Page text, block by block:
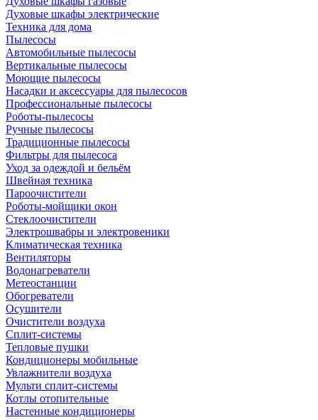
Духовые шкафы электрические
Техника для дома
Пылесосы
Автомобильные пылесосы
Вертикальные пылесосы
Моющие пылесосы
Насадки и аксессуары для пылесосов
Профессиональные пылесосы
Роботы-пылесосы
Ручные пылесосы
Традиционные пылесосы
Фильтры для пылесоса
Уход за одеждой и бельём
Швейная техника
Пароочистители
Роботы-мойщики окон
Стеклоочистители
Электрошвабры и электровеники
Климатическая техника
Вентиляторы
Водонагреватели
Метеостанции
Обогреватели
Осушители
Очистители воздуха
Сплит-системы
Тепловые пушки
Кондиционеры мобильные
Увлажнители воздуха
Мульти сплит-системы
Котлы отопительные
Настенные кондиционеры